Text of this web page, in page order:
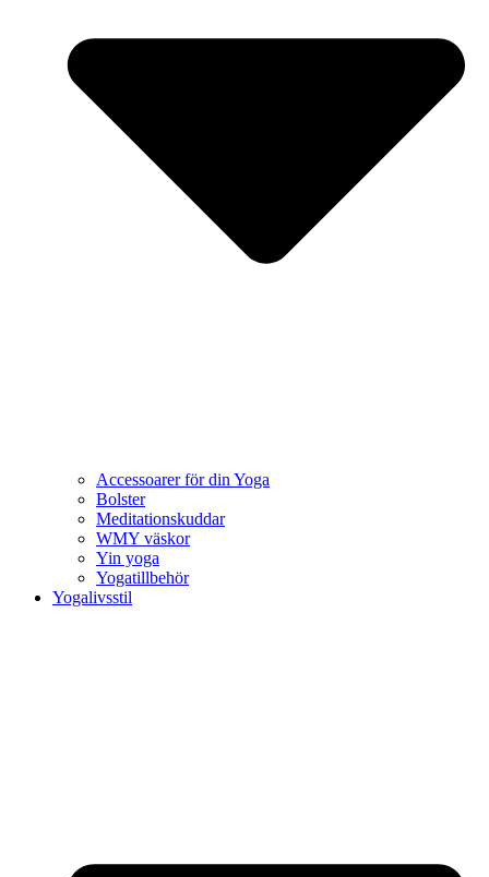
Accessoarer för din Yoga
Bolster
Meditationskuddar
WMY väskor
Yin yoga
Yogatillbehör
Yogalivsstil